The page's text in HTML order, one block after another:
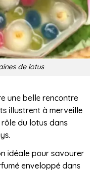
de lotus
une belle rencontre
illustrent à merveille
du lotus dans
idéale pour savourer
enveloppé dans